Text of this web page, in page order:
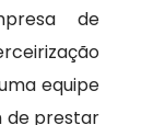
de
equipe
de prestar